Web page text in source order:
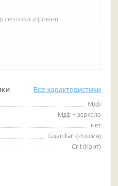
Все характеристики
Мдф
Мдф + зеркало
нет
Guardian (Россия)
Crit (Крит)
сертифицирован)